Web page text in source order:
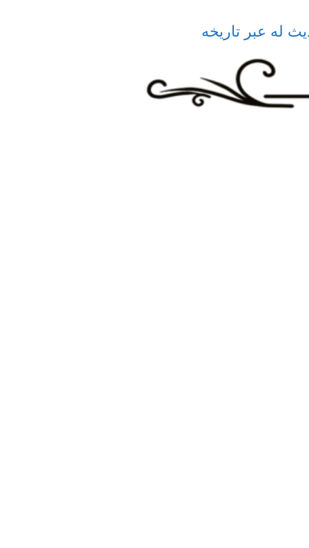
له عبر تاريخه